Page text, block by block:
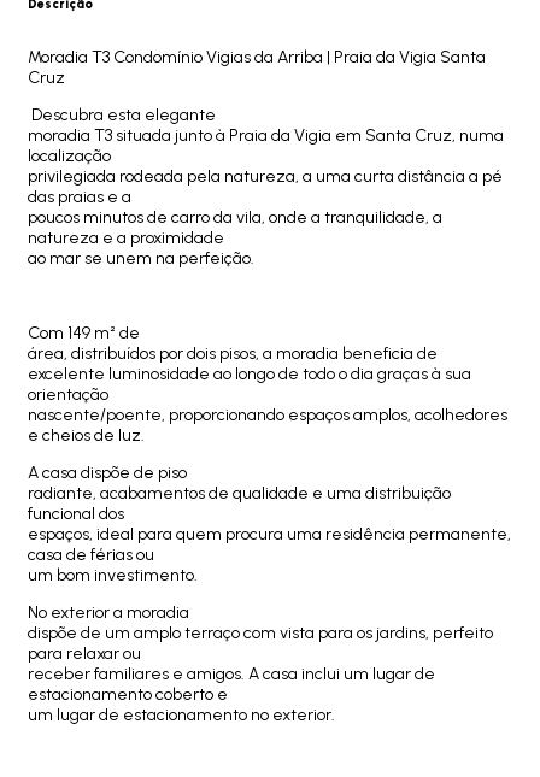
Descrição
Moradia T3 Condomínio Vigias da Arriba | Praia da Vigia Santa
Cruz
Descubra esta elegante
moradia T3 situada junto à Praia da Vigia em Santa Cruz, numa
localização
privilegiada rodeada pela natureza, a uma curta distância a pé
das praias e a
poucos minutos de carro da vila, onde a tranquilidade, a
natureza e a proximidade
ao mar se unem na perfeição.
Com 149 m² de
área, distribuídos por dois pisos, a moradia beneficia de
excelente luminosidade ao longo de todo o dia graças à sua
orientação
nascente/poente, proporcionando espaços amplos, acolhedores
e cheios de luz.
A casa dispõe de piso
radiante, acabamentos de qualidade e uma distribuição
funcional dos
espaços, ideal para quem procura uma residência permanente,
casa de férias ou
um bom investimento.
No exterior a moradia
dispõe de um amplo terraço com vista para os jardins, perfeito
para relaxar ou
receber familiares e amigos. A casa inclui um lugar de
estacionamento coberto e
um lugar de estacionamento no exterior.